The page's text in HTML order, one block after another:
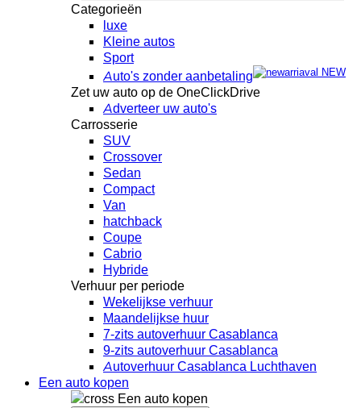
Categorieën
luxe
Kleine autos
Sport
Auto's zonder aanbetaling
NEW
Zet uw auto op de OneClickDrive
Adverteer uw auto's
Carrosserie
SUV
Crossover
Sedan
Compact
Van
hatchback
Coupe
Cabrio
Hybride
Verhuur per periode
Wekelijkse verhuur
Maandelijkse huur
7-zits autoverhuur Casablanca
9-zits autoverhuur Casablanca
Autoverhuur Casablanca Luchthaven
Een auto kopen
Een auto kopen